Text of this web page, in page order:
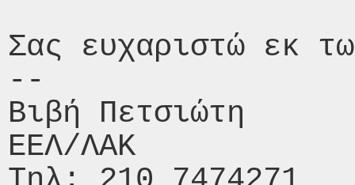
Σας ευχαριστώ εκ
--
Βιβή Πετσιώτη
ΕΕΛ/ΛΑΚ